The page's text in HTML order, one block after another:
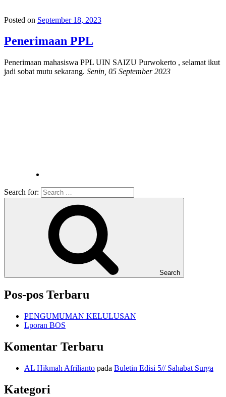
Posted on September 18, 2023
Penerimaan PPL
Penerimaan mahasiswa PPL UIN SAIZU Purwokerto , selamat ikut
jadi sobat mutu sekarang. Senin, 05 September 2023
Search for:
Search
Pos-pos Terbaru
PENGUMUMAN KELULUSAN
Lporan BOS
Komentar Terbaru
AL Hikmah Afrilianto pada Buletin Edisi 5// Sahabat Surga
Kategori